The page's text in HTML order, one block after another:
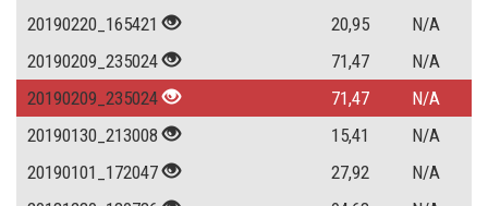
20190220_165421
20,95
N/A
20190209_235024
71,47
N/A
20190209_235024
71,47
N/A
20190130_213008
15,41
N/A
20190101_172047
27,92
N/A